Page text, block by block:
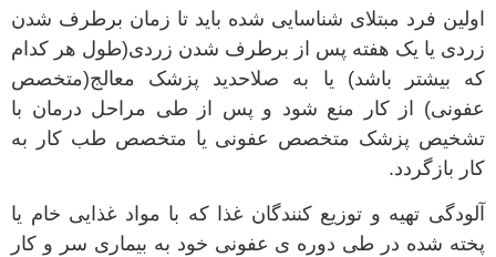
اولین فرد مبتلای شناسایی شده باید تا زمان برطرف شدن
زردی یا یک هفته پس از برطرف شدن زردی(طول هر کدام
که بیشتر باشد) یا به صلاحدید پزشک معالج(متخصص
عفونی) از کار منع شود و پس از طی مراحل درمان با
تشخیص پزشک متخصص عفونی یا متخصص طب کار به
کار بازگردد.
آلودگی تهیه و توزیع کنندگان غذا که با مواد غذایی خام یا
پخته شده در طی دوره ی عفونی خود به بیماری سر و کار